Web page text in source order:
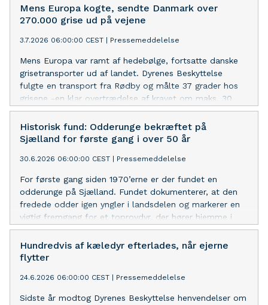
Mens Europa kogte, sendte Danmark over
270.000 grise ud på vejene
3.7.2026 06:00:00 CEST Pressemeddelelse
Mens Europa var ramt af hedebølge, fortsatte danske
grisetransporter ud af landet. Dyrenes Beskyttelse
fulgte en transport fra Rødby og målte 37 grader hos
grisene -en klar overtrædelse af kravet om maks. 30
grader. Nu opfordrer organisationen til at de danske
myndigheder ændrer deres godkendelsespraksis og reelt
håndhæver EU’s minimumskrav for dyretransporter.
Historisk fund: Odderunge bekræftet på
Sjælland for første gang i over 50 år
30.6.2026 06:00:00 CEST Pressemeddelelse
For første gang siden 1970’erne er der fundet en
odderunge på Sjælland. Fundet dokumenterer, at den
fredede odder igen yngler i landsdelen og markerer en
vigtig fremgang for et toprovdyr, der hører hjemme i
den danske natur.
Hundredvis af kæledyr efterlades, når ejerne
flytter
24.6.2026 06:00:00 CEST Pressemeddelelse
Sidste år modtog Dyrenes Beskyttelse henvendelser om